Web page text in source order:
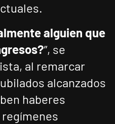
alguien que
”, se
al remarcar
alcanzados
haberes